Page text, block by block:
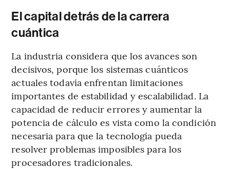
El capital detrás de la carrera
cuántica
La industria considera que los avances son
decisivos, porque los sistemas cuánticos
actuales todavía enfrentan limitaciones
importantes de estabilidad y escalabilidad. La
capacidad de reducir errores y aumentar la
potencia de cálculo es vista como la condición
necesaria para que la tecnología pueda
resolver problemas imposibles para los
procesadores tradicionales.